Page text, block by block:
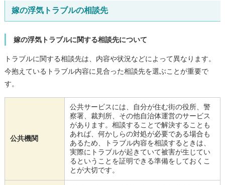
嫁の浮気トラブルの相談先
嫁の浮気トラブルに関する相談先について
トラブルに関する相談先は、内容や状況などによって異なります。
今抱えているトラブル内容に見合った相談先を選ぶことが重要で
す。
公共機関
公共サービスには、自分が住む街の役所、警
察署、裁判所、その他自治体運営のサービス
があります。相談することで解決することも
あれば、何かしらの対処が必要である場合も
あるため、トラブル内容を相談するときは、
実際にトラブルが起きていて被害が生じてい
るということを証明できる準備をしておくこ
とが大切です。